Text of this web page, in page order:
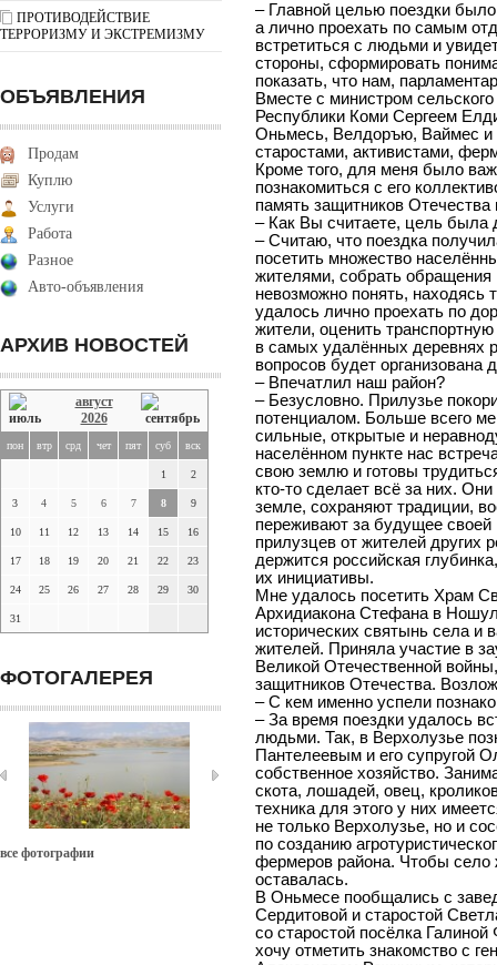
ПРОТИВОДЕЙСТВИЕ
ТЕРРОРИЗМУ И ЭКСТРЕМИЗМУ
ОБЪЯВЛЕНИЯ
Продам
Куплю
Услуги
Работа
Разное
Авто-объявления
АРХИВ НОВОСТЕЙ
август
2026
пон втр срд чет пят суб вск
1 2
3 4 5 6 7 8 9
10 11 12 13 14 15 16
17 18 19 20 21 22 23
24 25 26 27 28 29 30
31
ФОТОГАЛЕРЕЯ
все фотографии
– Главной целью поездки
а лично проехать по самым
встретиться с людьми и
стороны, сформировать
показать, что нам,
Вместе с министром
Республики Коми Сергеем
Оньмесь, Велдоръю, Ваймес и
старостами, активистами,
Кроме того, для меня было
познакомиться с его
память защитников
– Как Вы считаете, цель была
– Считаю, что поездка
посетить множество
жителями, собрать
невозможно понять, находясь
удалось лично проехать по
жители, оценить
в самых удалённых деревнях
вопросов будет организована
– Впечатлил наш район?
– Безусловно. Прилузье
потенциалом. Больше всего
сильные, открытые и
населённом пункте нас
свою землю и готовы
кто-то сделает всё за них.
земле, сохраняют традиции,
переживают за будущее
прилузцев от жителей других
держится российская
их инициативы.
Мне удалось посетить Храм
Архидиакона Стефана в
исторических святынь села
жителей. Приняла участие в
Великой Отечественной
защитников Отечества.
– С кем именно успели
– За время поездки удалось
людьми. Так, в Верхолузье
Пантелеевым и его супругой
собственное хозяйство.
скота, лошадей, овец,
техника для этого у них
не только Верхолузье, но и
по созданию
фермеров района. Чтобы
оставалась.
В Оньмесе пообщались с
Сердитовой и старостой
со старостой посёлка
хочу отметить знакомство с